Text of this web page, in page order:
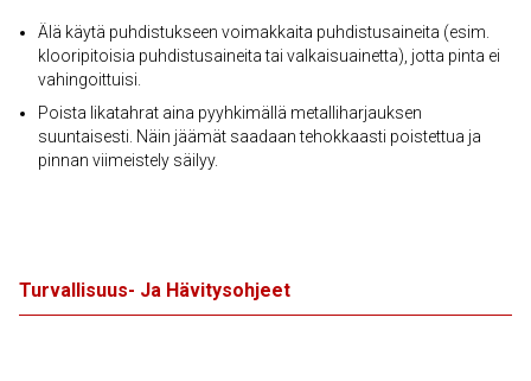
Älä käytä puhdistukseen voimakkaita puhdistusaineita (esim.
klooripitoisia puhdistusaineita tai valkaisuainetta), jotta pinta ei
vahingoittuisi.
Poista likatahrat aina pyyhkimällä metalliharjauksen
suuntaisesti. Näin jäämät saadaan tehokkaasti poistettua ja
pinnan viimeistely säilyy.
Turvallisuus- Ja Hävitysohjeet